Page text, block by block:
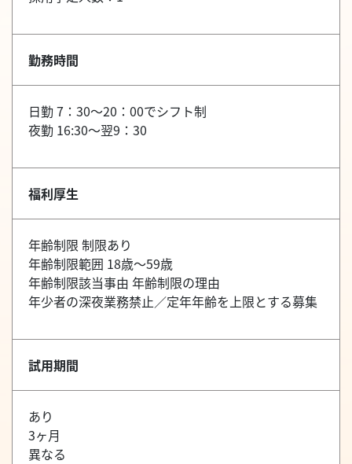
勤務時間
日勤 7：30～20：00でシフト制
夜勤 16:30～翌9：30
福利厚生
年齢制限 制限あり
年齢制限範囲 18歳～59歳
年齢制限該当事由 年齢制限の理由
年少者の深夜業務禁止／定年年齢を上限とする募集
試用期間
あり
3ヶ月
異なる